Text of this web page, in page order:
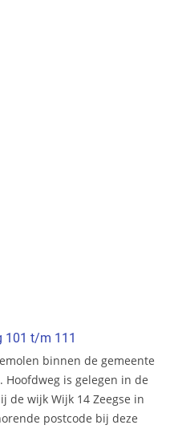
101 t/m 111
binnen de gemeente
is gelegen in de
de wijk Wijk 14 Zeegse in
postcode bij deze